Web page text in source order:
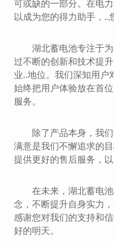
可或缺的一部分。在电
以成为您的得力助手，..
湖北蓄电池专注于
过不断的创新和技术提
业..地位。我们深知用户
始终把用户体验放在首
服务。
除了产品本身，我
满意是我们不懈追求的
提供更好的售后服务，
在未来，湖北蓄电
念，不断提升自身实力
感谢您对我们的支持和
好的明天。